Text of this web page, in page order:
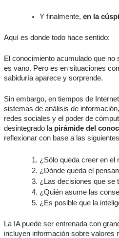
Y finalmente, en la
Aquí es donde todo hace sentido:
El conocimiento acumulado que no
es vano. Pero es en situaciones
sabiduría aparece y sorprende.
Sin embargo, en tiempos de
sistemas de análisis de
redes sociales y el poder de
desintegrado la pirámide del
reflexionar con base a las
¿Sólo queda creer en el
¿Dónde queda el
¿Las decisiones que se
¿Quién asume las
¿Es posible que la
La IA puede ser entrenada con
incluyen información sobre valores